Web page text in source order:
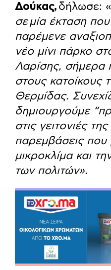
Δούκας, δήλωσε: «
σε μία έκταση
παρέμενε
νέο μίνι πάρκο
Λαρίσης, σήμερα
στους κατοίκους
Θερμίδας.
δημιουργούμε
στις γειτονιές
παρεμβάσεις που
μικροκλίμα και
των πολιτών».